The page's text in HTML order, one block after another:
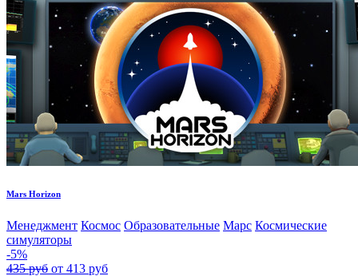
Mars Horizon
Менеджмент Космос Образовательные Марс Космические
симуляторы
-5%
435 руб от 413 руб